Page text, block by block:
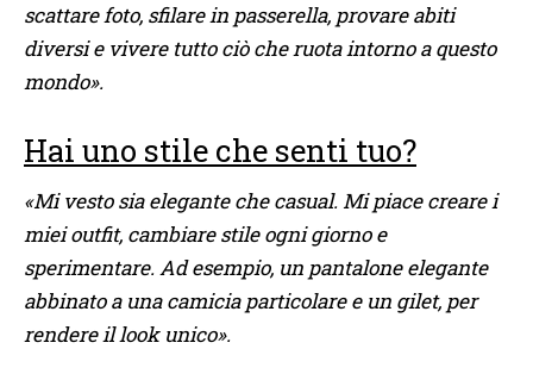
scattare foto, sfilare in passerella, provare abiti
diversi e vivere tutto ciò che ruota intorno a questo
mondo».
Hai uno stile che senti tuo?
«Mi vesto sia elegante che casual. Mi piace creare i
miei outfit, cambiare stile ogni giorno e
sperimentare. Ad esempio, un pantalone elegante
abbinato a una camicia particolare e un gilet, per
rendere il look unico».